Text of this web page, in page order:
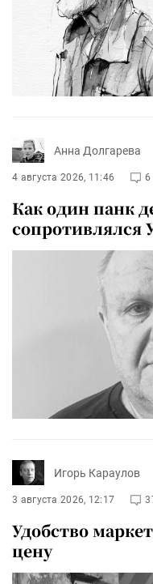
Анна Долгарева
4 августа 2026, 11:46 6
Как один панк
сопротивлялся
Игорь Караулов
3 августа 2026, 12:17
Удобство
цену